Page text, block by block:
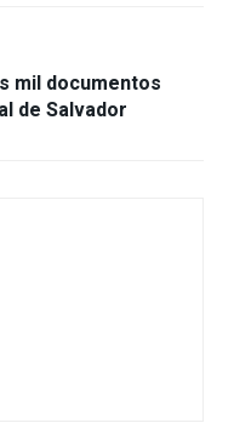
mil documentos
de Salvador